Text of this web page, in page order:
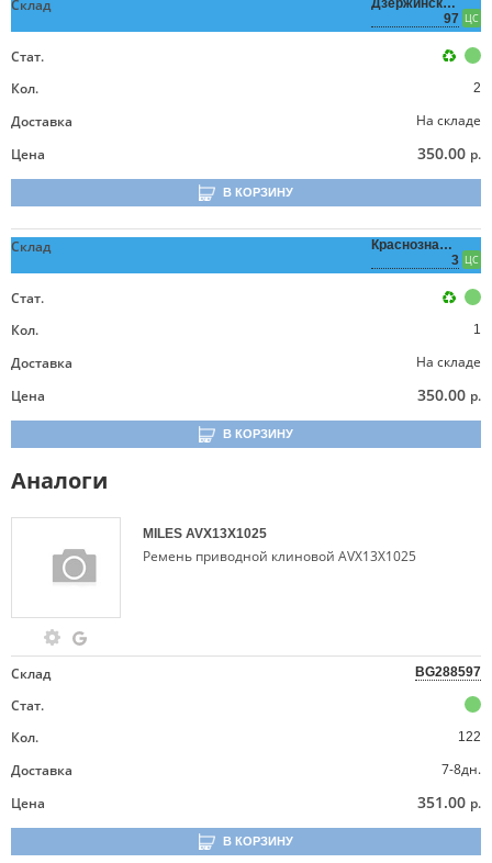
Склад
Дзержинского,
97 ЦС
Стат.
Кол.
2
Доставка
На складе
Цена
350.00 р.
В КОРЗИНУ
Склад
Краснознаменная,
3 ЦС
Стат.
Кол.
1
Доставка
На складе
Цена
350.00 р.
В КОРЗИНУ
Аналоги
MILES AVX13X1025
Ремень приводной клиновой AVX13X1025
Склад BG288597
Стат.
Кол.
122
Доставка
7-8дн.
Цена
351.00 р.
В КОРЗИНУ